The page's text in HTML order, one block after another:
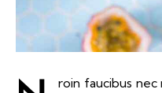
roin faucibus nec